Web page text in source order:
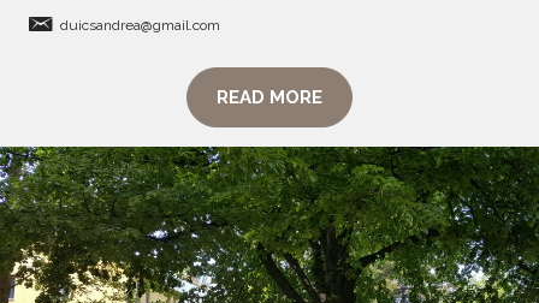
duicsandrea@gmail.com
READ MORE